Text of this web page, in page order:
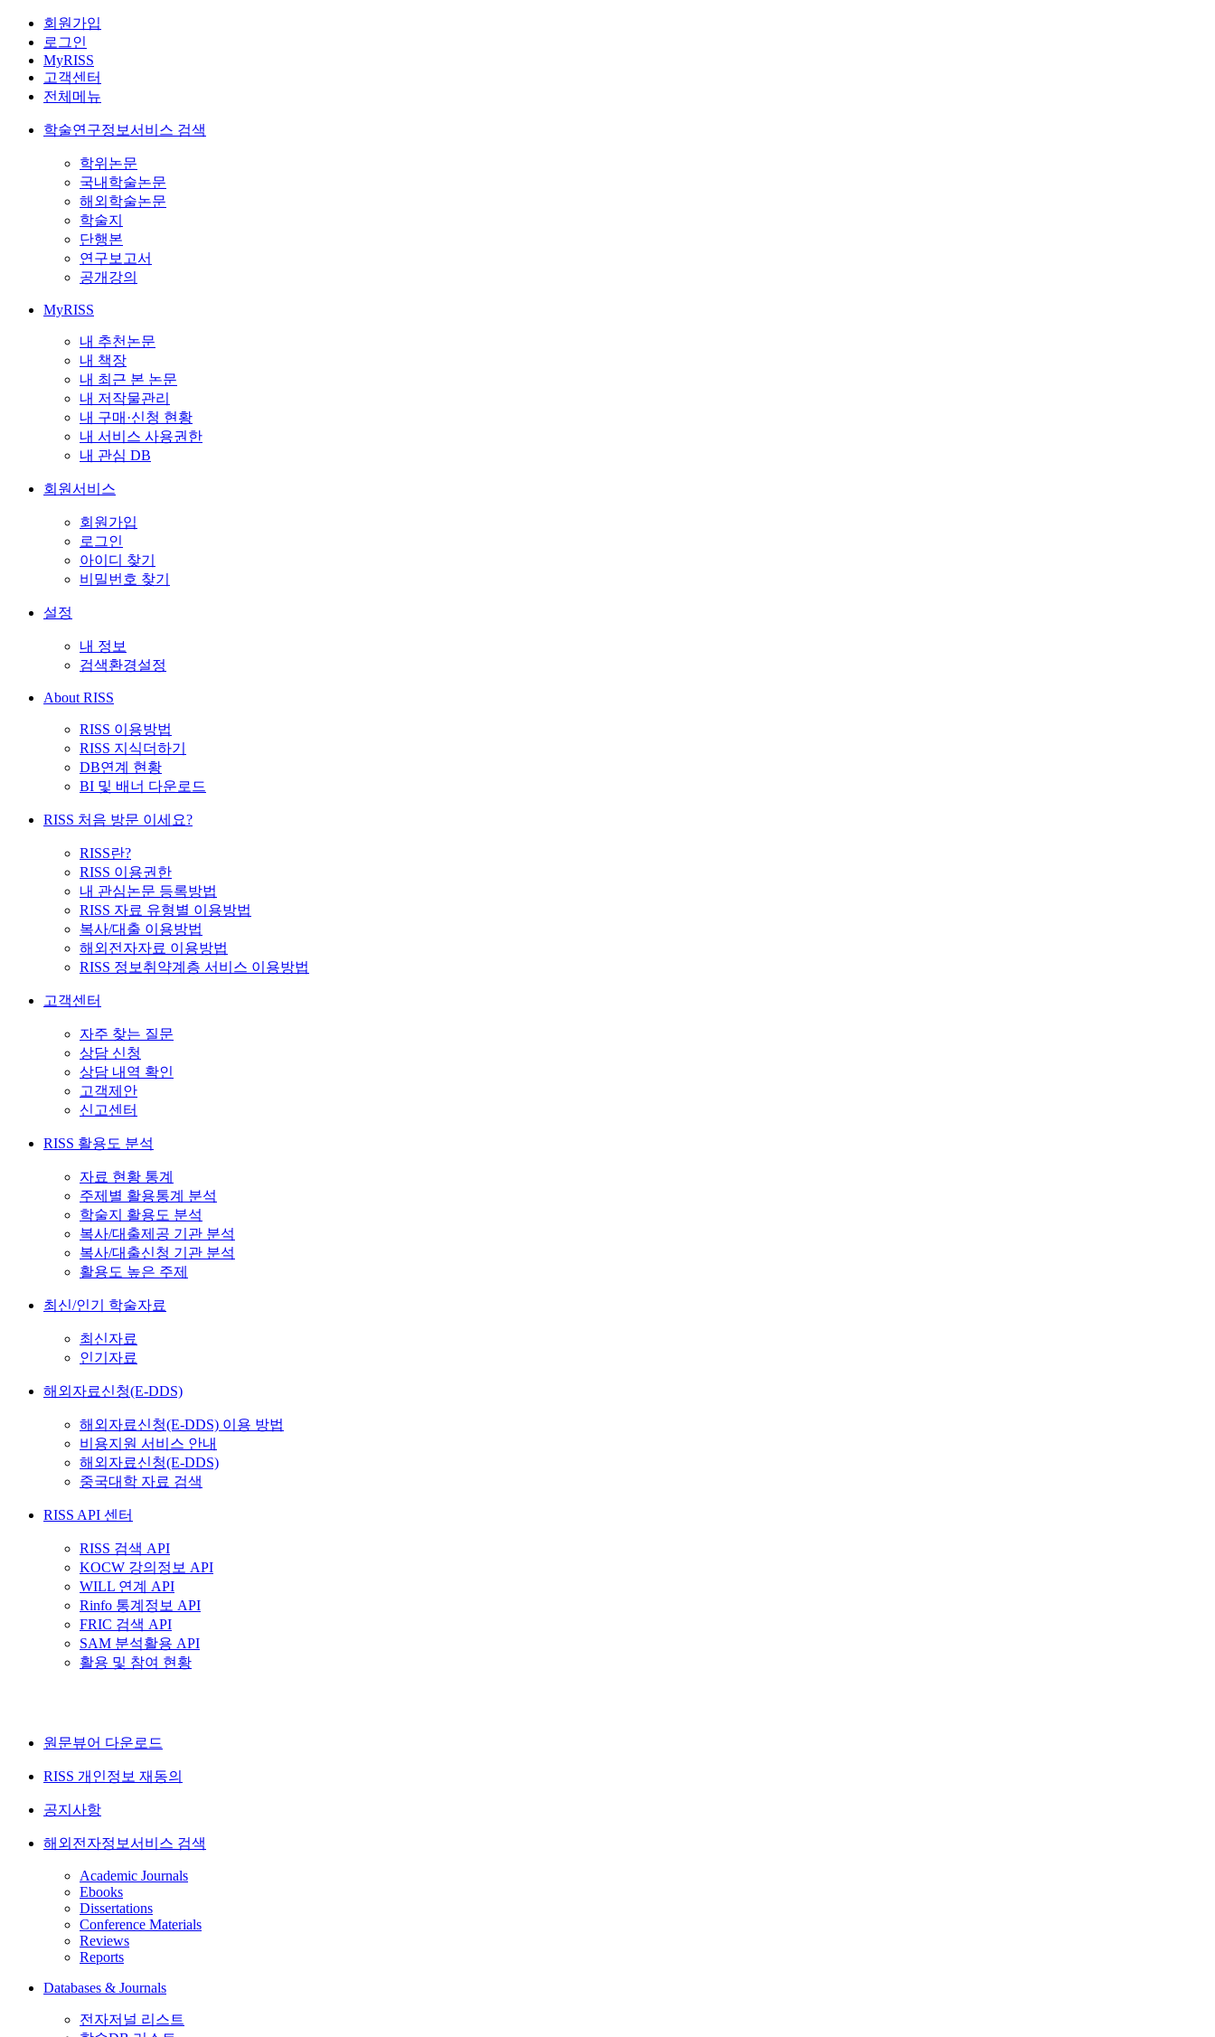
회원가입
로그인
MyRISS
고객센터
전체메뉴
학술연구정보서비스 검색
학위논문
국내학술논문
해외학술논문
학술지
단행본
연구보고서
공개강의
MyRISS
내 추천논문
내 책장
내 최근 본 논문
내 저작물관리
내 구매·신청 현황
내 서비스 사용권한
내 관심 DB
회원서비스
회원가입
로그인
아이디 찾기
비밀번호 찾기
설정
내 정보
검색환경설정
About RISS
RISS 이용방법
RISS 지식더하기
DB연계 현황
BI 및 배너 다운로드
RISS 처음 방문 이세요?
RISS란?
RISS 이용권한
내 관심논문 등록방법
RISS 자료 유형별 이용방법
복사/대출 이용방법
해외전자자료 이용방법
RISS 정보취약계층 서비스 이용방법
고객센터
자주 찾는 질문
상담 신청
상담 내역 확인
고객제안
신고센터
RISS 활용도 분석
자료 현황 통계
주제별 활용통계 분석
학술지 활용도 분석
복사/대출제공 기관 분석
복사/대출신청 기관 분석
활용도 높은 주제
최신/인기 학술자료
최신자료
인기자료
해외자료신청(E-DDS)
해외자료신청(E-DDS) 이용 방법
비용지원 서비스 안내
해외자료신청(E-DDS)
중국대학 자료 검색
RISS API 센터
RISS 검색 API
KOCW 강의정보 API
WILL 연계 API
Rinfo 통계정보 API
FRIC 검색 API
SAM 분석활용 API
활용 및 참여 현황
원문뷰어 다운로드
RISS 개인정보 재동의
공지사항
해외전자정보서비스 검색
Academic Journals
Ebooks
Dissertations
Conference Materials
Reviews
Reports
Databases & Journals
전자저널 리스트